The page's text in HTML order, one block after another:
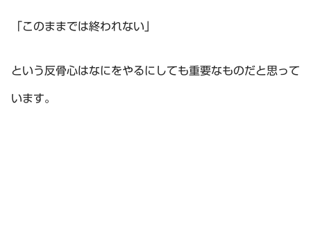
「このままでは終われない」
という反骨心はなにをやるにしても重要なものだと思って
います。